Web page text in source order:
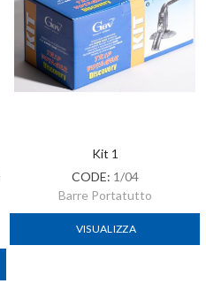
Kit 1
CODE: 1/04
Barre Portatutto
VISUALIZZA